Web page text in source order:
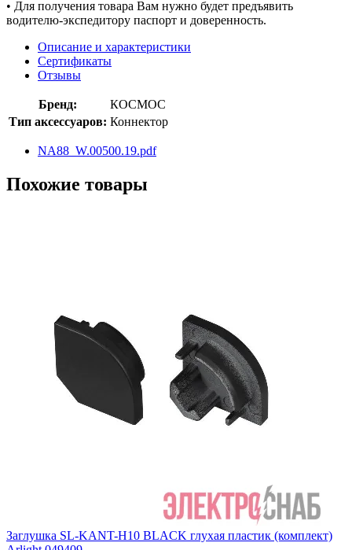
• Для получения товара Вам нужно будет предъявить
водителю-экспедитору паспорт и доверенность.
Описание и характеристики
Сертификаты
Отзывы
Бренд:
КОСМОС
Тип аксессуаров: Коннектор
NA88_W.00500.19.pdf
Похожие товары
Заглушка SL-KANT-H10 BLACK глухая пластик (комплект)